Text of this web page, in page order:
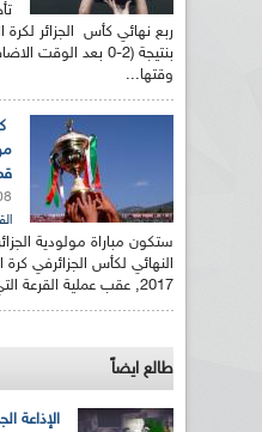
ربع نهائي كأس الجزائر
بنتيجة (2-0 بعد
وقتها...
08
ستكون مباراة مولودية
2017, عقب عملية القرعة التي جرت هذا...
طالع ايضاً